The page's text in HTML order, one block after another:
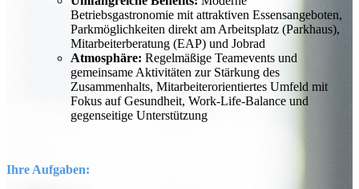
Betriebsgastronomie mit attraktiven Essensangeboten,
Parkmöglichkeiten direkt am Arbeitsplatz (Parkhaus),
Mitarbeiterberatung (EAP) und Jobrad
Atmosphäre: Regelmäßige Teamevents und
gemeinsame Aktivitäten zur Stärkung des
Zusammenhalts, Mitarbeiterorientiertes Umfeld mit
Fokus auf Gesundheit, Work-Life-Balance und
gegenseitige Unterstützung
Ihre Aufgaben: